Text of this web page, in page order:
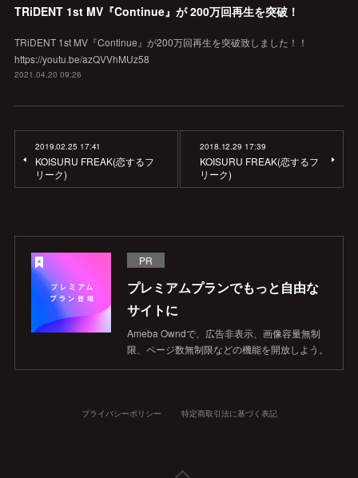
TRiDENT 1st MV『Continue』が 200万回再生を突破！
TRiDENT 1st MV『Continue』が200万回再生を突破致しました！！
https://youtu.be/azQVVhMUz58
2021.04.20 09:26
2019.02.25 17:41
KOISURU FREAK(恋するフ
リーク)
2018.12.29 17:39
KOISURU FREAK(恋するフ
リーク)
PR
プレミアムプランでもっと自由な
サイトに
Ameba Owndで、広告非表示、画像容量無制
限、ページ数無制限などの機能を開放しよう。
プライバシーポリシー 特定商取引法に基づく表記